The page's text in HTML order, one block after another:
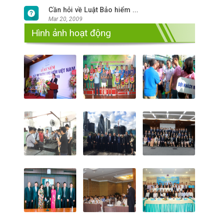
Cần hỏi về Luật Bảo hiểm ...
Mar 20, 2009
Hình ảnh hoạt động